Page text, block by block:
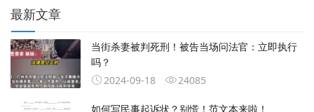
最新文章
当街杀妻被判死刑！被告当场问法官：立即执行
吗？
2024-09-18
24085
如何写民事起诉状？别慌！范文本来啦！